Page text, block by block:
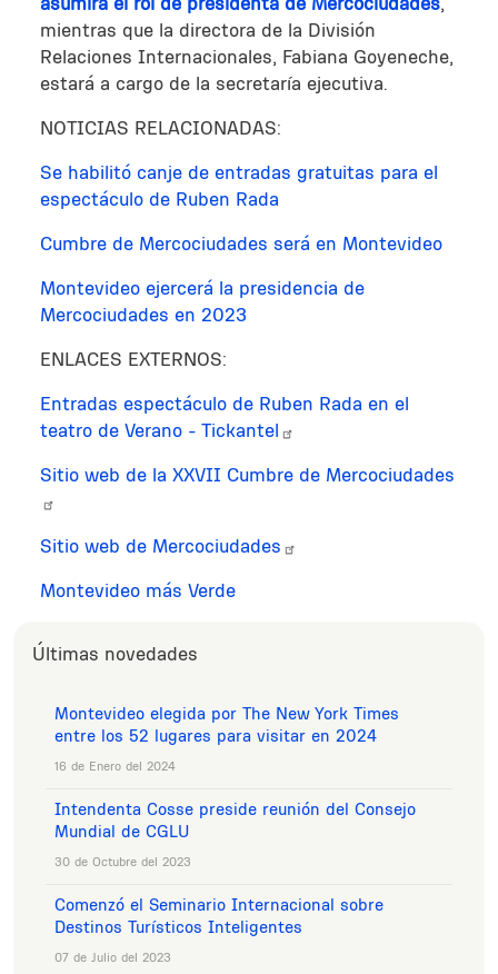
mientras que la directora de la División
Relaciones Internacionales, Fabiana Goyeneche,
estará a cargo de la secretaría ejecutiva.
NOTICIAS RELACIONADAS:
Se habilitó canje de entradas gratuitas para el
espectáculo de Ruben Rada
Cumbre de Mercociudades será en Montevideo
Montevideo ejercerá la presidencia de
Mercociudades en 2023
ENLACES EXTERNOS:
Entradas espectáculo de Ruben Rada en el
teatro de Verano - Tickantel
Sitio web de la XXVII Cumbre de Mercociudades
Sitio web de Mercociudades
Montevideo más Verde
Últimas novedades
Montevideo elegida por The New York Times
entre los 52 lugares para visitar en 2024
16 de Enero del 2024
Intendenta Cosse preside reunión del Consejo
Mundial de CGLU
30 de Octubre del 2023
Comenzó el Seminario Internacional sobre
Destinos Turísticos Inteligentes
07 de Julio del 2023